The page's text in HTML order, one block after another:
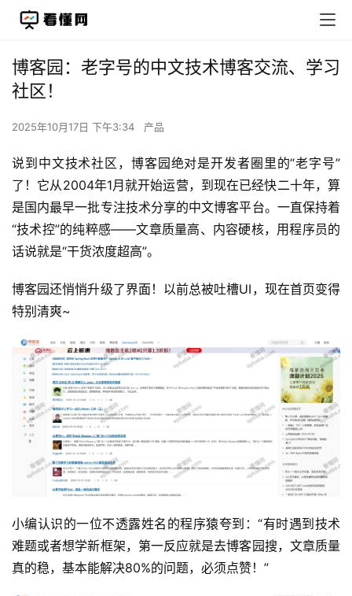
博客园：老字号的中文技术博客交流、学习
社区！
2025年10月17日 下午3:34 产品
说到中文技术社区，博客园绝对是开发者圈里的“老字号”
了！它从2004年1月就开始运营，到现在已经快二十年，算
是国内最早一批专注技术分享的中文博客平台。一直保持着
“技术控”的纯粹感——文章质量高、内容硬核，用程序员的
话说就是“干货浓度超高”。
博客园还悄悄升级了界面！以前总被吐槽UI，现在首页变得
特别清爽~
小编认识的一位不透露姓名的程序猿夸到：“有时遇到技术
难题或者想学新框架，第一反应就是去博客园搜，文章质量
真的稳，基本能解决80%的问题，必须点赞！”